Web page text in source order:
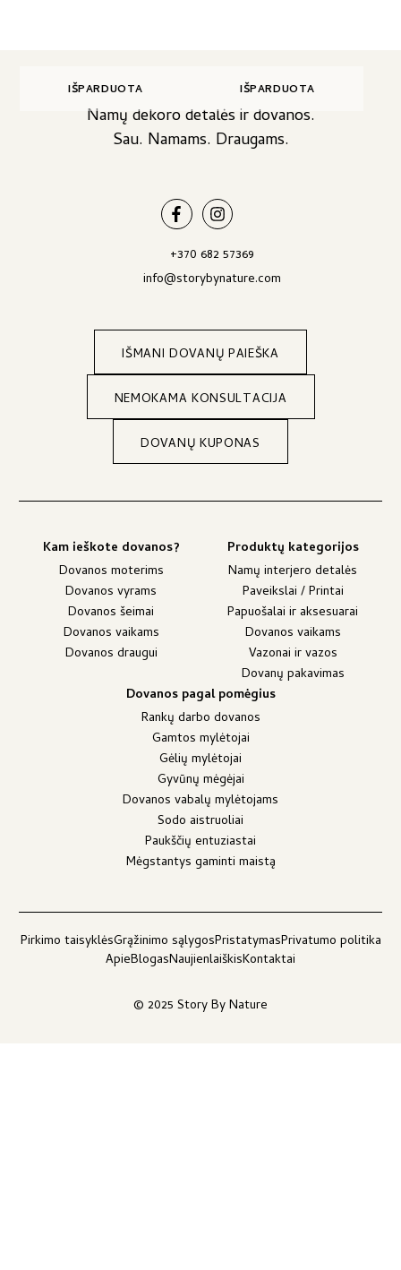
IŠPARDUOTA IŠPARDUOTA
Namų dekoro detalės ir dovanos.
Sau. Namams. Draugams.
+370 682 57369
info@storybynature.com
IŠMANI DOVANŲ PAIEŠKA
NEMOKAMA KONSULTACIJA
DOVANŲ KUPONAS
Kam ieškote dovanos?
Dovanos moterims
Dovanos vyrams
Dovanos šeimai
Dovanos vaikams
Dovanos draugui
Produktų kategorijos
Namų interjero detalės
Paveikslai / Printai
Papuošalai ir aksesuarai
Dovanos vaikams
Vazonai ir vazos
Dovanų pakavimas
Dovanos pagal pomėgius
Rankų darbo dovanos
Gamtos mylėtojai
Gėlių mylėtojai
Gyvūnų mėgėjai
Dovanos vabalų mylėtojams
Sodo aistruoliai
Paukščių entuziastai
Mėgstantys gaminti maistą
© 2025 Story By Nature
Pirkimo taisyklėsGrąžinimo sąlygosPristatymasPrivatumo politika
ApieBlogasNaujienlaiškisKontaktai